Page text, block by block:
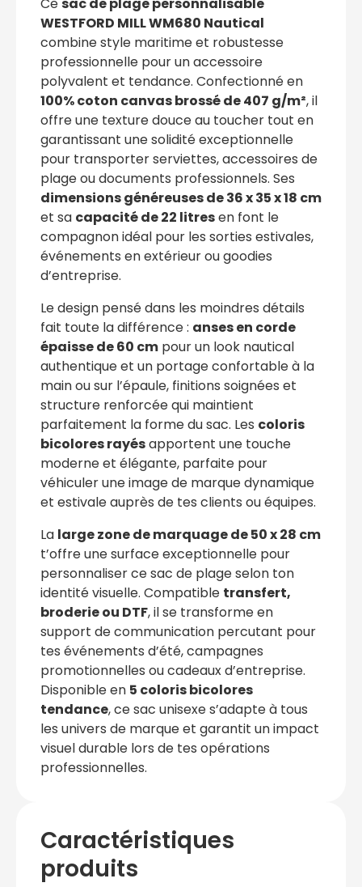
WESTFORD MILL WM680 Nautical
combine style maritime et robustesse
professionnelle pour un accessoire
polyvalent et tendance. Confectionné en
100% coton canvas brossé de 407 g/m², il
offre une texture douce au toucher tout en
garantissant une solidité exceptionnelle
pour transporter serviettes, accessoires de
plage ou documents professionnels. Ses
dimensions généreuses de 36 x 35 x 18 cm
et sa capacité de 22 litresen font le
compagnon idéal pour les sorties estivales,
événements en extérieur ou goodies
d’entreprise.
Le design pensé dans les moindres détails
fait toute la différence : anses en corde
épaisse de 60 cm pour un look nautical
authentique et un portage confortable à la
main ou sur l’épaule, finitions soignées et
structure renforcée qui maintient
parfaitement la forme du sac. Les coloris
bicolores rayésapportent une touche
moderne et élégante, parfaite pour
véhiculer une image de marque dynamique
et estivale auprès de tes clients ou équipes.
La large zone de marquage de 50 x 28 cm
t’offre une surface exceptionnelle pour
personnaliser ce sac de plage selon ton
identité visuelle. Compatible transfert,
broderie ou DTF, il se transforme en
support de communication percutant pour
tes événements d’été, campagnes
promotionnelles ou cadeaux d’entreprise.
Disponible en 5 coloris bicolores
tendance, ce sac unisexe s’adapte à tous
les univers de marque et garantit un impact
visuel durable lors de tes opérations
professionnelles.
Caractéristiques
produits